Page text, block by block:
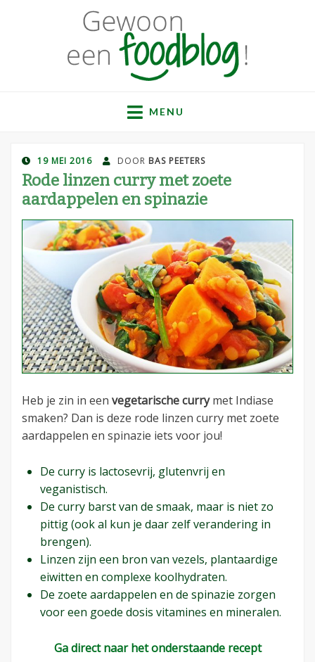
Gewoon een
foodblog!
recepten
MENU
GEPLAATST
OP
19 MEI 2016 DOOR BAS PEETERS
Rode linzen curry met zoete
aardappelen en spinazie
Heb je zin in een vegetarische currymet Indiase
smaken? Dan is deze rode linzen curry met zoete
aardappelen en spinazie iets voor jou!
De curry is lactosevrij, glutenvrij en
veganistisch.
De curry barst van de smaak, maar is niet zo
pittig (ook al kun je daar zelf verandering in
brengen).
Linzen zijn een bron van vezels, plantaardige
eiwitten en complexe koolhydraten.
De zoete aardappelen en de spinazie zorgen
voor een goede dosis vitamines en mineralen.
Ga direct naar het onderstaande recept